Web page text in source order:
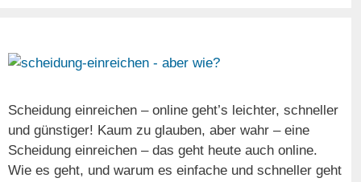
Scheidung einreichen – online geht’s leichter, schneller
und günstiger! Kaum zu glauben, aber wahr – eine
Scheidung einreichen – das geht heute auch online.
Wie es geht, und warum es einfache und schneller geht